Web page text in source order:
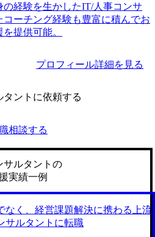
経験を生かしたIT/人事コンサ
ーチング経験も豊富に積んでお
提供可能。
プロフィール詳細を見る
タントに依頼する
相談する
サルタントの
実績一例
なく、経営課題解決に携わる上流
サルタントに転職